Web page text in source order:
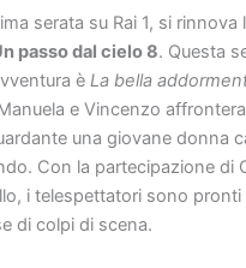
serata su Rai 1, si rinnova
passo dal cielo 8. Questa
è La bella
e Vincenzo
una giovane donna
Con la partecipazione di
i telespettatori sono pronti
di colpi di scena.